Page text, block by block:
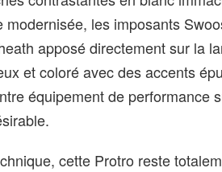
modernisée, les imposants
apposé directement sur la
et coloré avec des accents
équipement de performance
cette Protro reste